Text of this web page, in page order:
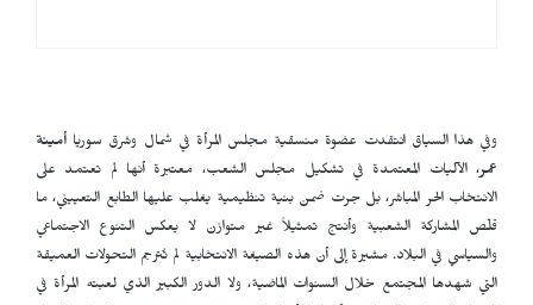
وفي هذا السياق انتقدت عضوة منسقية مجلس المرأة في شمال وشرق سوريا أمينة
عمر، الآليات المعتمدة في تشكيل مجلس الشعب، معتبرة أنها لم تعتمد على
الانتخاب الحر المباشر، بل جرت ضمن بنية تنظيمية يغلب عليها الطابع التعييني، ما
قلّص المشاركة الشعبية وأنتج تمثيلاً غير متوازن لا يعكس التنوع الاجتماعي
والسياسي في البلاد. مشيرة إلى أن هذه الصيغة الانتخابية لم تُترجم التحولات العميقة
التي شهدها المجتمع خلال السنوات الماضية، ولا الدور الكبير الذي لعبته المرأة في